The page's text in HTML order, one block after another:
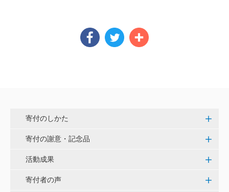
寄付のしかた
寄付の謝意・記念品
活動成果
寄付者の声